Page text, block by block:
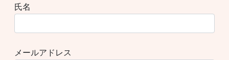
氏名
メールアドレス